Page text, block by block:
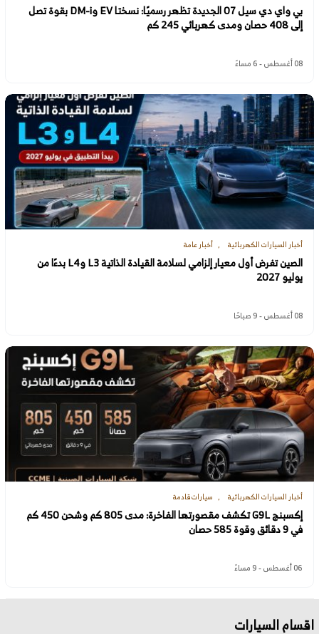
بي واي دي سيل 07 الجديدة تظهر رسميًا: نسختا EV وDM-i بقوة تصل
إلى 408 حصان ومدى كهربائي 245 كم
08 أغسطس - 6 مساءً
أخبار السيارات الكهربائية أخبار عامة
الصين تفرض أول معيار إلزامي لسلامة القيادة الذاتية L3 وL4 بدءًا من
يوليو 2027
08 أغسطس - 9 صباحًا
أخبار السيارات الكهربائية سيارات قادمة
إكسبنج G9L تكشف مقصورتها الفاخرة: مدى 805 كم وشحن 450 كم
في 9 دقائق وقوة 585 حصان
06 أغسطس - 9 مساءً
اقسام السيارات